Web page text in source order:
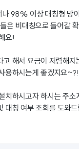
98% 이상 대칭형 망
은 비대칭으로 들어갈
요!
해서 요금이 저렴해지
용하시는게 좋겠지요~?!
치하시고자 하시는 주
대칭 여부 조회를 도와